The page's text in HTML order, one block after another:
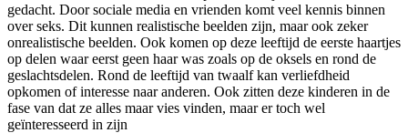
gedacht. Door sociale media en vrienden komt veel kennis binnen
over seks. Dit kunnen realistische beelden zijn, maar ook zeker
onrealistische beelden. Ook komen op deze leeftijd de eerste haartjes
op delen waar eerst geen haar was zoals op de oksels en rond de
geslachtsdelen. Rond de leeftijd van twaalf kan verliefdheid
opkomen of interesse naar anderen. Ook zitten deze kinderen in de
fase van dat ze alles maar vies vinden, maar er toch wel
geïnteresseerd in zijn